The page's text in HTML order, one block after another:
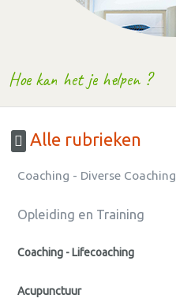
Hoe kan het je helpen ?
Alle rubrieken
Coaching - Diverse Coaching
Opleiding en Training
Coaching - Lifecoaching
Acupunctuur